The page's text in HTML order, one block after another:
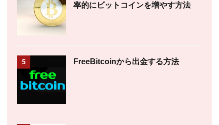
率的にビットコインを増やす方法
5 FreeBitcoinから出金する方法